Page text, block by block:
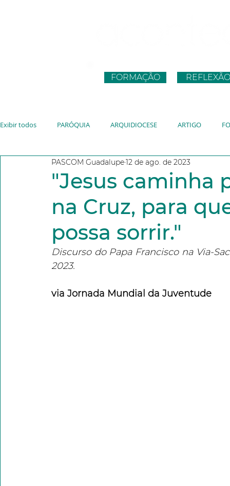
FORMAÇÃO REFLEXÃO
Exibir todos PARÓQUIA ARQUIDIOCESE ARTIGO
JUVENTUDE VATICANO JMJ
"Jesus caminha
na Cruz, para
possa sorrir."
PASCOM Guadalupe12 de ago. de 2023
Discurso do Papa Francisco na Via-
2023.
via Jornada Mundial da Juventude